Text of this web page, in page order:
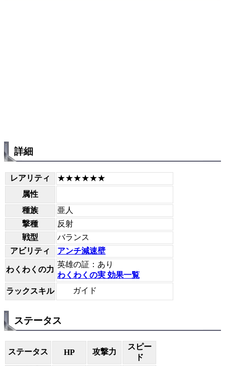
詳細
レアリティ
★★★★★★
属性
種族
亜人
撃種
反射
戦型
バランス
アビリティ
アンチ減速壁
わくわくの力
英雄の証：あり
わくわくの実 効果一覧
ラックスキル
ガイド
ステータス
ステータス HP 攻撃力
スピー
ド